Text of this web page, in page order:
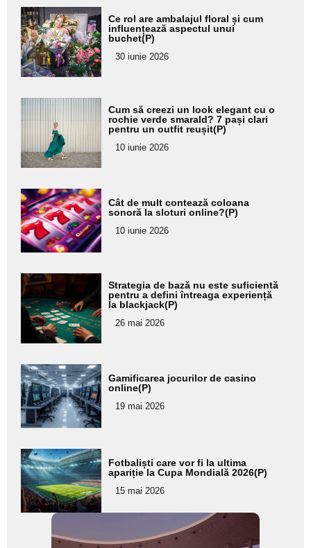
Adaugă
aici textul
pentru
subtitlu
Ce rol are ambalajul floral și cum
influențează aspectul unui
buchet(P)
30 iunie 2026
Adaugă
aici textul
pentru
subtitlu
Cum să creezi un look elegant cu o
rochie verde smarald? 7 pași clari
pentru un outfit reușit(P)
10 iunie 2026
Adaugă
aici textul
pentru
subtitlu
Cât de mult contează coloana
sonoră la sloturi online?(P)
10 iunie 2026
Adaugă
aici textul
pentru
subtitlu
Strategia de bază nu este suficientă
pentru a defini întreaga experiență
la blackjack(P)
26 mai 2026
Adaugă
aici textul
pentru
subtitlu
Gamificarea jocurilor de casino
online(P)
19 mai 2026
Adaugă
aici textul
pentru
subtitlu
Fotbaliști care vor fi la ultima
apariție la Cupa Mondială 2026(P)
15 mai 2026